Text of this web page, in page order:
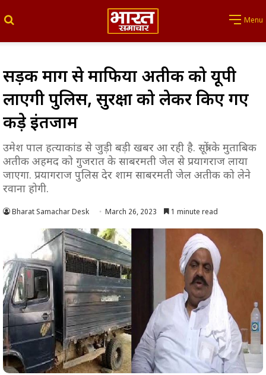
Menu
सड़क मार्ग से माफिया अतीक को यूपी
लाएगी पुलिस, सुरक्षा को लेकर किए गए
कड़े इंतजाम
उमेश पाल हत्याकांड से जुड़ी बड़ी खबर आ रही है. सूत्रों के मुताबिक
अतीक अहमद को गुजरात के साबरमती जेल से प्रयागराज लाया
जाएगा. प्रयागराज पुलिस देर शाम साबरमती जेल अतीक को लेने
रवाना होगी.
Bharat Samachar Desk March 26, 2023 1 minute read